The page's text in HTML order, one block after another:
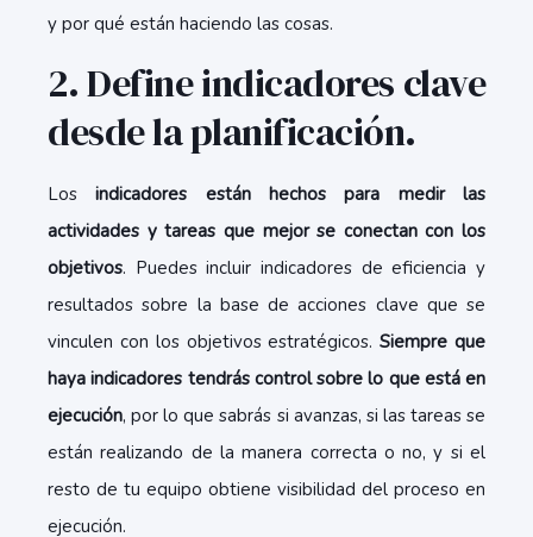
y por qué están haciendo las cosas.
2. Define indicadores clave
desde la planificación.
Losindicadores están hechos para medir las
actividades y tareas que mejor se conectan con los
objetivos. Puedes incluir indicadores de eficiencia y
resultados sobre la base de acciones clave que se
vinculen con los objetivos estratégicos.Siempre que
haya indicadores tendrás control sobre lo que está en
ejecución, por lo que sabrás si avanzas, si las tareas se
están realizando de la manera correcta o no, y si el
resto de tu equipo obtiene visibilidad del proceso en
ejecución.